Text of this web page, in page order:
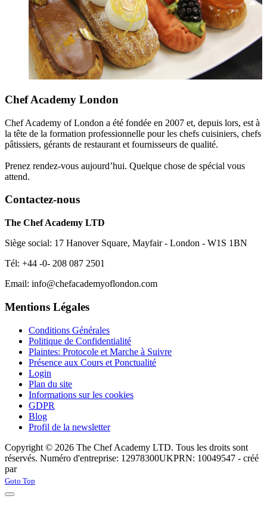
Chef Academy London
Chef Academy of London a été fondée en 2007 et, depuis lors, est à
la tête de la formation professionnelle pour les chefs cuisiniers, chefs
pâtissiers, gérants de restaurant et fournisseurs de qualité.
Prenez rendez-vous aujourd’hui. Quelque chose de spécial vous
attend.
Contactez-nous
The Chef Academy LTD
Siège social: 17 Hanover Square, Mayfair - London - W1S 1BN
Tél: +44 -0- 208 087 2501
Email: info@chefacademyoflondon.com
Mentions Légales
Conditions Générales
Politique de Confidentialité
Plaintes: Protocole et Marche à Suivre
Présence aux Cours et Ponctualité
Login
Plan du site
Informations sur les cookies
GDPR
Blog
Profil de la newsletter
Copyright © 2026 The Chef Academy LTD. Tous les droits sont
réservés. Numéro d'entreprise: 12978300UKPRN: 10049547 - créé
par
Joomla! 3 Templates
Goto Top